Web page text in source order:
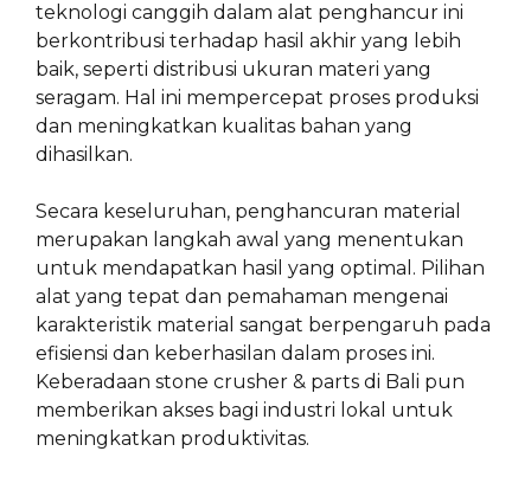
teknologi canggih dalam alat penghancur ini
berkontribusi terhadap hasil akhir yang lebih
baik, seperti distribusi ukuran materi yang
seragam. Hal ini mempercepat proses produksi
dan meningkatkan kualitas bahan yang
dihasilkan.
Secara keseluruhan, penghancuran material
merupakan langkah awal yang menentukan
untuk mendapatkan hasil yang optimal. Pilihan
alat yang tepat dan pemahaman mengenai
karakteristik material sangat berpengaruh pada
efisiensi dan keberhasilan dalam proses ini.
Keberadaan stone crusher & parts di Bali pun
memberikan akses bagi industri lokal untuk
meningkatkan produktivitas.